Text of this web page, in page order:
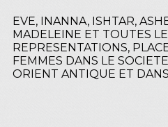
EVE, INANNA, ISHTAR,
MADELEINE ET TOUTES
REPRESENTATIONS,
FEMMES DANS LE
ORIENT ANTIQUE ET